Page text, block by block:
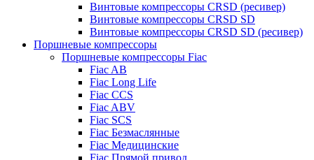
Винтовые компрессоры CRSD (ресивер)
Винтовые компрессоры CRSD SD
Винтовые компрессоры CRSD SD (ресивер)
Поршневые компрессоры
Поршневые компрессоры Fiac
Fiac AB
Fiac Long Life
Fiac CCS
Fiac ABV
Fiac SCS
Fiac Безмаслянные
Fiac Медицинские
Fiac Прямой привод